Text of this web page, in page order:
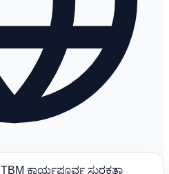
ಕಾರ್ಯಪೂರ್ವ ಸುರಕ್ಷತಾ